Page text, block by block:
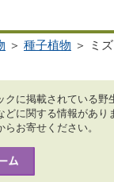
＞ 種子植物 ＞ ミ
クに掲載されている野
どに関する情報があり
お寄せください。